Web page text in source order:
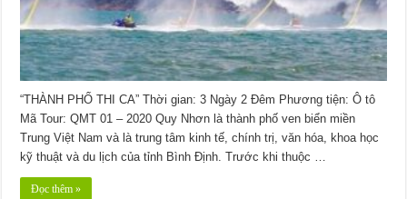
“THÀNH PHỐ THI CA” Thời gian: 3 Ngày 2 Đêm Phương tiện: Ô tô
Mã Tour: QMT 01 – 2020 Quy Nhơn là thành phố ven biển miền
Trung Việt Nam và là trung tâm kinh tế, chính trị, văn hóa, khoa học
kỹ thuật và du lịch của tỉnh Bình Định. Trước khi thuộc …
Đọc thêm »